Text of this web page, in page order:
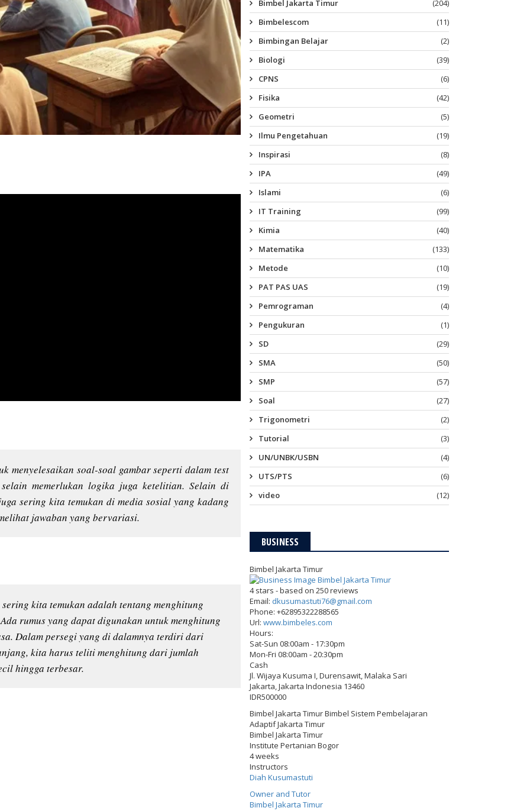
menyelesaikan soal-soal gambar seperti dalam test
memerlukan logika juga ketelitian. Selain di
sering kita temukan di media sosial yang kadang
jawaban yang bervariasi.
kita temukan adalah tentang menghitung
rumus yang dapat digunakan untuk menghitung
Dalam persegi yang di dalamnya terdiri dari
kita harus teliti menghitung dari jumlah
hingga terbesar.
Bimbel Jakarta Timur
(204)
Bimbelescom
(11)
Bimbingan Belajar
(2)
Biologi
(39)
CPNS
(6)
Fisika
(42)
Geometri
(5)
Ilmu Pengetahuan
(19)
Inspirasi
(8)
IPA
(49)
Islami
(6)
IT Training
(99)
Kimia
(40)
Matematika
(133)
Metode
(10)
PAT PAS UAS
(19)
Pemrograman
(4)
Pengukuran
(1)
SD
(29)
SMA
(50)
SMP
(57)
Soal
(27)
Trigonometri
(2)
Tutorial
(3)
UN/UNBK/USBN
(4)
UTS/PTS
(6)
video
(12)
BUSINESS
Bimbel Jakarta Timur
4stars - based on250reviews
Email: dkusumastuti76@gmail.com
Phone:+62895322288565
Url:www.bimbeles.com
Hours:
Sat-Sun 08:00am - 17:30pm
Mon-Fri 08:00am - 20:30pm
Cash
Jl. Wijaya Kusuma I, Durensawit, Malaka Sari
Jakarta,Jakarta Indonesia 13460
IDR500000
Bimbel Jakarta Timur Bimbel Sistem Pembelajaran
Adaptif Jakarta Timur
Bimbel Jakarta Timur
Institute Pertanian Bogor
4 weeks
Instructors
Diah Kusumastuti
Owner and Tutor
Bimbel Jakarta Timur